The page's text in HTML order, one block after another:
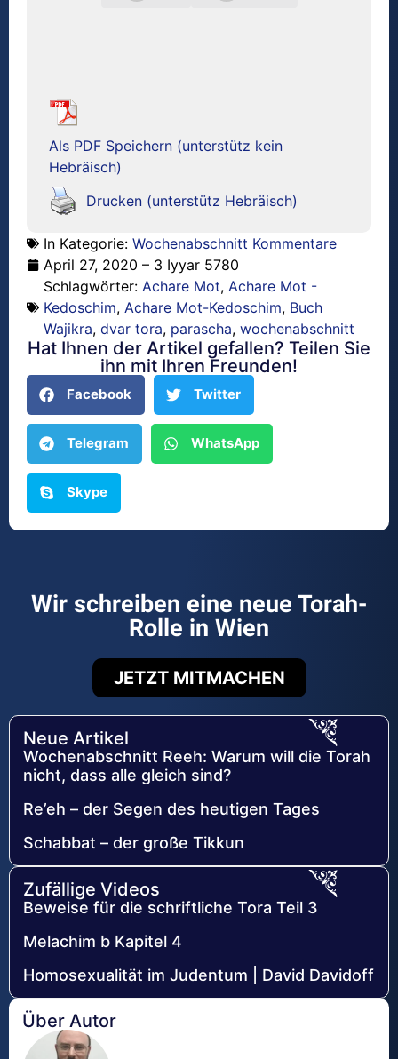
Als PDF Speichern (unterstütz kein
Hebräisch)
Drucken (unterstütz Hebräisch)
In Kategorie: Wochenabschnitt Kommentare
April 27, 2020 – 3 Iyyar 5780
Schlagwörter: Achare Mot, Achare Mot -
Kedoschim, Achare Mot-Kedoschim, Buch
Wajikra, dvar tora, parascha, wochenabschnitt
Hat Ihnen der Artikel gefallen? Teilen Sie
ihn mit Ihren Freunden!
Facebook Twitter
Telegram WhatsApp
Skype
Wir schreiben eine neue Torah-
Rolle in Wien
JETZT MITMACHEN
Neue Artikel
Wochenabschnitt Reeh: Warum will die Torah
nicht, dass alle gleich sind?
Re’eh – der Segen des heutigen Tages
Schabbat – der große Tikkun
Zufällige Videos
Beweise für die schriftliche Tora Teil 3
Melachim b Kapitel 4
Homosexualität im Judentum | David Davidoff
Über Autor